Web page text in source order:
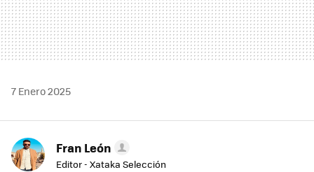
7 Enero 2025
Fran León
Editor - Xataka Selección